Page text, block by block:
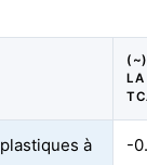
(~)
LA
à
-